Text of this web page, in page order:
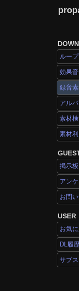
ルー
効果
録音
アル
素材
素材
掲示板
アン
お問
USER
お気
DL履
サブ